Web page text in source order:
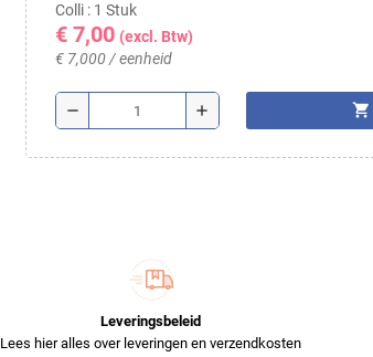
Colli : 1 Stuk
€ 7,00 (excl. Btw)
€ 7,000 / eenheid
remove add shopping_cart
Leveringsbeleid
Lees hier alles over leveringen en verzendkosten